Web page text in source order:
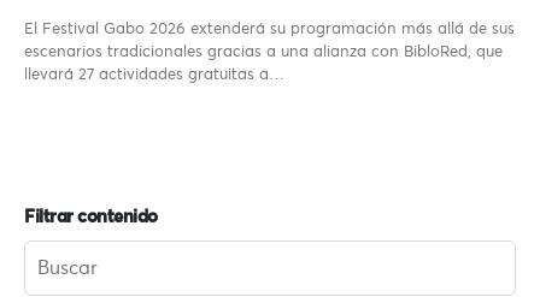
El Festival Gabo 2026 extenderá su programación más allá de sus
escenarios tradicionales gracias a una alianza con BibloRed, que
llevará 27 actividades gratuitas a…
Filtrar contenido